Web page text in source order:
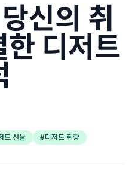
신의 취
디저트
트 선물 #디저트 취향